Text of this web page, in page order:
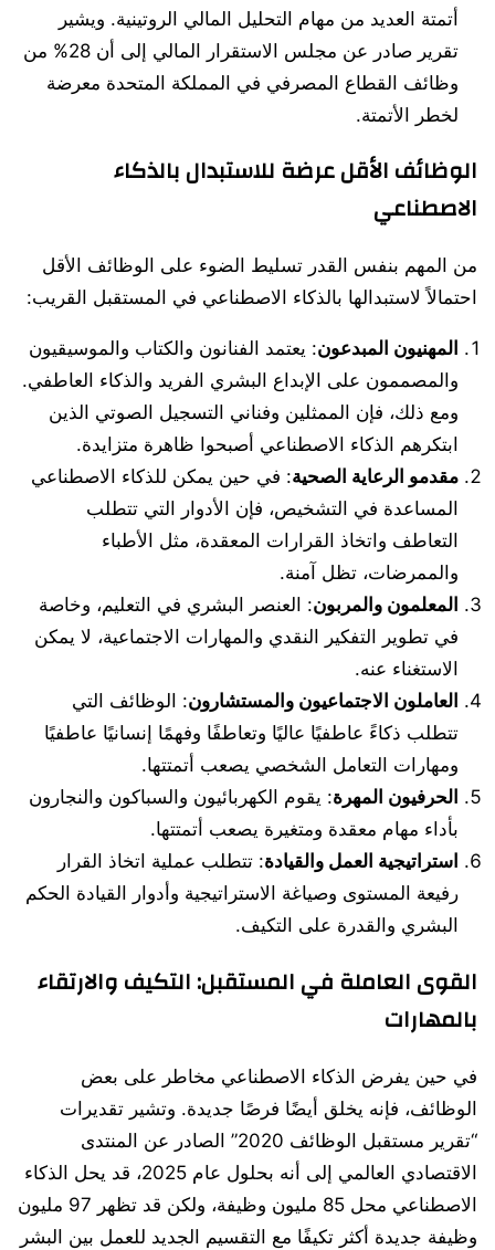
أتمتة العديد من مهام التحليل المالي الروتينية. ويشير
تقرير صادر عن مجلس الاستقرار المالي إلى أن 28% من
وظائف القطاع المصرفي في المملكة المتحدة معرضة
لخطر الأتمتة.
الوظائف الأقل عرضة للاستبدال بالذكاء
الاصطناعي
من المهم بنفس القدر تسليط الضوء على الوظائف الأقل
احتمالاً لاستبدالها بالذكاء الاصطناعي في المستقبل القريب:
المهنيون المبدعون: يعتمد الفنانون والكتاب والموسيقيون
والمصممون على الإبداع البشري الفريد والذكاء العاطفي.
ومع ذلك، فإن الممثلين وفناني التسجيل الصوتي الذين
ابتكرهم الذكاء الاصطناعي أصبحوا ظاهرة متزايدة.
مقدمو الرعاية الصحية: في حين يمكن للذكاء الاصطناعي
المساعدة في التشخيص، فإن الأدوار التي تتطلب
التعاطف واتخاذ القرارات المعقدة، مثل الأطباء
والممرضات، تظل آمنة.
المعلمون والمربون: العنصر البشري في التعليم، وخاصة
في تطوير التفكير النقدي والمهارات الاجتماعية، لا يمكن
الاستغناء عنه.
العاملون الاجتماعيون والمستشارون: الوظائف التي
تتطلب ذكاءً عاطفيًا عاليًا وتعاطفًا وفهمًا إنسانيًا عاطفيًا
ومهارات التعامل الشخصي يصعب أتمتتها.
الحرفيون المهرة: يقوم الكهربائيون والسباكون والنجارون
بأداء مهام معقدة ومتغيرة يصعب أتمتتها.
استراتيجية العمل والقيادة: تتطلب عملية اتخاذ القرار
رفيعة المستوى وصياغة الاستراتيجية وأدوار القيادة الحكم
البشري والقدرة على التكيف.
القوى العاملة في المستقبل: التكيف والارتقاء
بالمهارات
في حين يفرض الذكاء الاصطناعي مخاطر على بعض
الوظائف، فإنه يخلق أيضًا فرصًا جديدة. وتشير تقديرات
“تقرير مستقبل الوظائف 2020” الصادر عن المنتدى
الاقتصادي العالمي إلى أنه بحلول عام 2025، قد يحل الذكاء
الاصطناعي محل 85 مليون وظيفة، ولكن قد تظهر 97 مليون
وظيفة جديدة أكثر تكيفًا مع التقسيم الجديد للعمل بين البشر